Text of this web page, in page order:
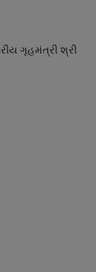
ગૃહમંત્રી શ્રી